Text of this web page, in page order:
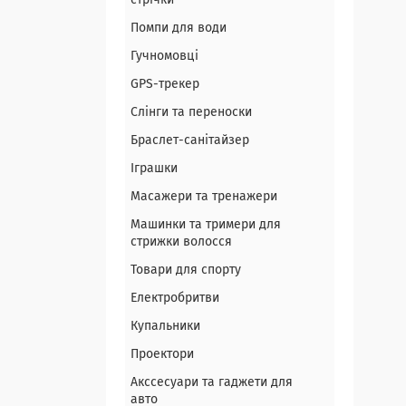
Помпи для води
Гучномовці
GPS-трекер
Слінги та переноски
Браслет-санітайзер
Іграшки
Масажери та тренажери
Машинки та тримери для
стрижки волосся
Товари для спорту
Електробритви
Купальники
Проектори
Акссесуари та гаджети для
авто